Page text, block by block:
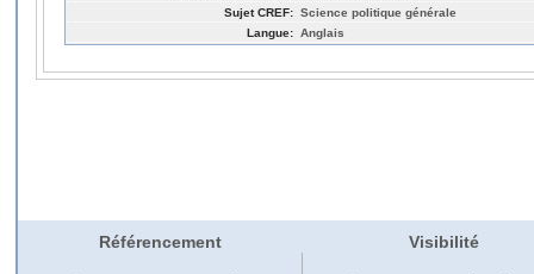
Sujet CREF: Science politique générale
Langue: Anglais
Référencement Visibilité